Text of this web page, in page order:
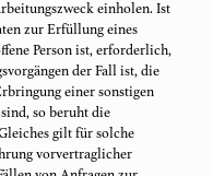
einholen. Ist
zur Erfüllung eines
Person ist, erforderlich,
der Fall ist, die
einer sonstigen
so beruht die
gilt für solche
vorvertraglicher